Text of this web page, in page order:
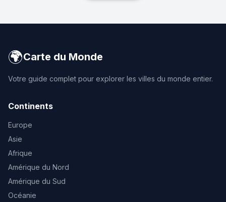
🌍Carte du Monde
Votre guide complet pour explorer les villes du monde entier.
Continents
Europe
Asie
Afrique
Amérique du Nord
Amérique du Sud
Océanie